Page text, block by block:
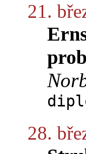
21.
28.